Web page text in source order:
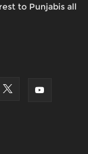
to Punjabis all